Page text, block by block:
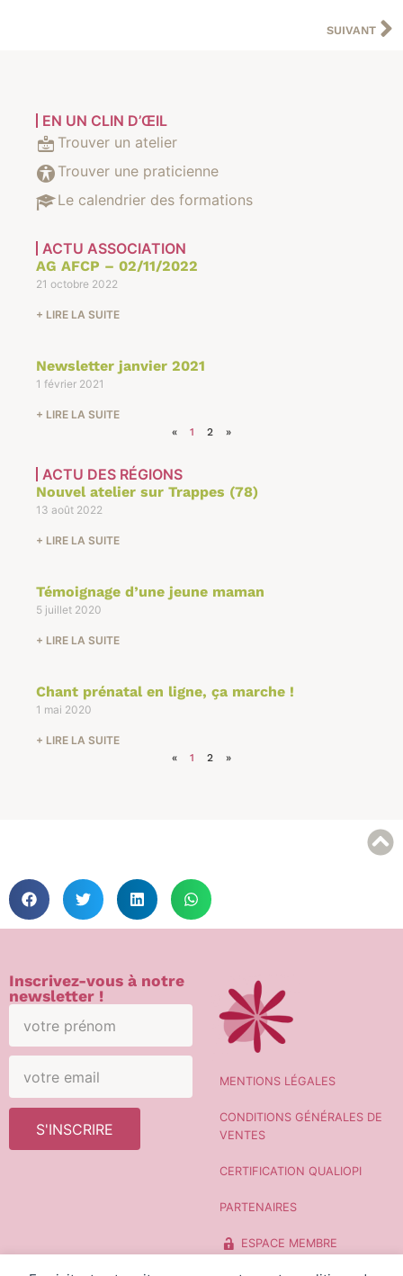
SUIVANT
EN UN CLIN D’ŒIL
Trouver un atelier
Trouver une praticienne
Le calendrier des formations
ACTU ASSOCIATION
AG AFCP – 02/11/2022
21 octobre 2022
+ LIRE LA SUITE
Newsletter janvier 2021
1 février 2021
+ LIRE LA SUITE
« 1 2 »
ACTU DES RÉGIONS
Nouvel atelier sur Trappes (78)
13 août 2022
+ LIRE LA SUITE
Témoignage d’une jeune maman
5 juillet 2020
+ LIRE LA SUITE
Chant prénatal en ligne, ça marche !
1 mai 2020
+ LIRE LA SUITE
« 1 2 »
MENTIONS LÉGALES
CONDITIONS GÉNÉRALES DE
VENTES
CERTIFICATION QUALIOPI
PARTENAIRES
ESPACE MEMBRE
Inscrivez-vous à notre
newsletter !
S'INSCRIRE